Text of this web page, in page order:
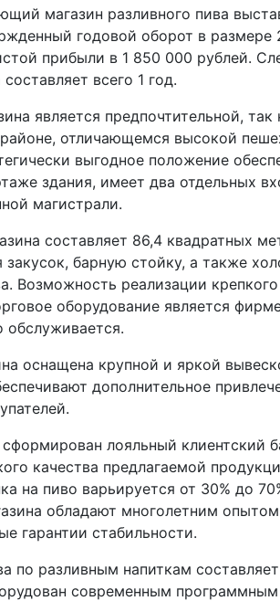
магазин разливного пива
годовой оборот в размере
прибыли в 1 850 000 рублей.
всего 1 год.
является предпочтительной, так
отличающемся высокой
выгодное положение
здания, имеет два отдельных
магистрали.
составляет 86,4 квадратных
закусок, барную стойку, а также
Возможность реализации
оборудование является
обслуживается.
оснащена крупной и яркой
дополнительное
лояльный клиентский
качества предлагаемой
на пиво варьируется от 30% до
обладают многолетним
гарантии стабильности.
по разливным напиткам
современным